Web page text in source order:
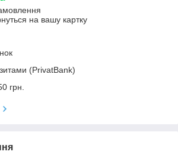
на вашу картку
(PrivatBank)
грн.